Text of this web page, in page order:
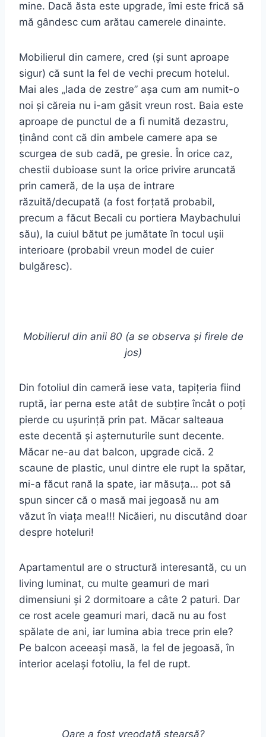
mine. Dacă ăsta este upgrade, îmi este frică să
mă gândesc cum arătau camerele dinainte.
Mobilierul din camere, cred (și sunt aproape
sigur) că sunt la fel de vechi precum hotelul.
Mai ales „lada de zestre” așa cum am numit-o
noi și căreia nu i-am găsit vreun rost. Baia este
aproape de punctul de a fi numită dezastru,
ținând cont că din ambele camere apa se
scurgea de sub cadă, pe gresie. În orice caz,
chestii dubioase sunt la orice privire aruncată
prin cameră, de la ușa de intrare
răzuită/decupată (a fost forțată probabil,
precum a făcut Becali cu portiera Maybachului
său), la cuiul bătut pe jumătate în tocul ușii
interioare (probabil vreun model de cuier
bulgăresc).
Mobilierul din anii 80 (a se observa și firele de
jos)
Din fotoliul din cameră iese vata, tapițeria fiind
ruptă, iar perna este atât de subțire încât o poți
pierde cu ușurință prin pat. Măcar salteaua
este decentă și așternuturile sunt decente.
Măcar ne-au dat balcon, upgrade cică. 2
scaune de plastic, unul dintre ele rupt la spătar,
mi-a făcut rană la spate, iar măsuța… pot să
spun sincer că o masă mai jegoasă nu am
văzut în viața mea!!! Nicăieri, nu discutând doar
despre hoteluri!
Apartamentul are o structură interesantă, cu un
living luminat, cu multe geamuri de mari
dimensiuni și 2 dormitoare a câte 2 paturi. Dar
ce rost acele geamuri mari, dacă nu au fost
spălate de ani, iar lumina abia trece prin ele?
Pe balcon aceeași masă, la fel de jegoasă, în
interior același fotoliu, la fel de rupt.
Oare a fost vreodată ștearsă?